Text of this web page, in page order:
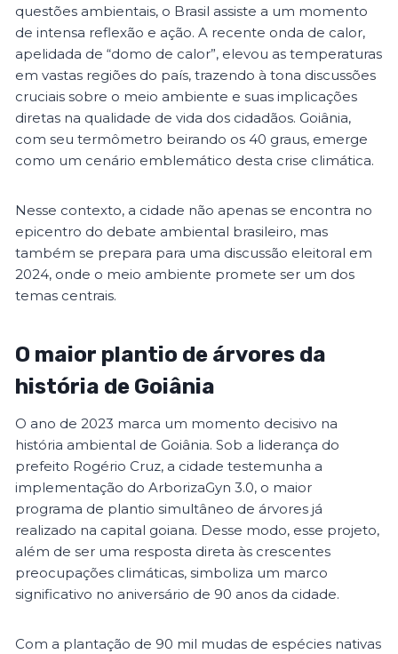
questões ambientais, o Brasil assiste a um momento
de intensa reflexão e ação. A recente onda de calor,
apelidada de “domo de calor”, elevou as temperaturas
em vastas regiões do país, trazendo à tona discussões
cruciais sobre o meio ambiente e suas implicações
diretas na qualidade de vida dos cidadãos. Goiânia,
com seu termômetro beirando os 40 graus, emerge
como um cenário emblemático desta crise climática.
Nesse contexto, a cidade não apenas se encontra no
epicentro do debate ambiental brasileiro, mas
também se prepara para uma discussão eleitoral em
2024, onde o meio ambiente promete ser um dos
temas centrais.
O maior plantio de árvores da
história de Goiânia
O ano de 2023 marca um momento decisivo na
história ambiental de Goiânia. Sob a liderança do
prefeito Rogério Cruz, a cidade testemunha a
implementação do ArborizaGyn 3.0, o maior
programa de plantio simultâneo de árvores já
realizado na capital goiana. Desse modo, esse projeto,
além de ser uma resposta direta às crescentes
preocupações climáticas, simboliza um marco
significativo no aniversário de 90 anos da cidade.
Com a plantação de 90 mil mudas de espécies nativas